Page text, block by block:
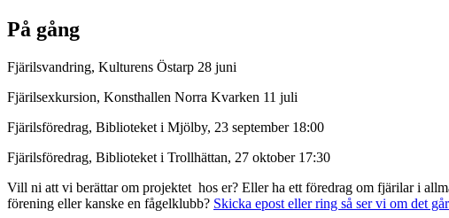
På gång
Fjärilsvandring, Kulturens Östarp 28 juni
Fjärilsexkursion, Konsthallen Norra Kvarken 11 juli
Fjärilsföredrag, Biblioteket i Mjölby, 23 september 18:00
Fjärilsföredrag, Biblioteket i Trollhättan, 27 oktober 17:30
Vill ni att vi berättar om projektet hos er? Eller ha ett föredrag om fjärilar i
förening eller kanske en fågelklubb? Skicka epost eller ring så ser vi om det